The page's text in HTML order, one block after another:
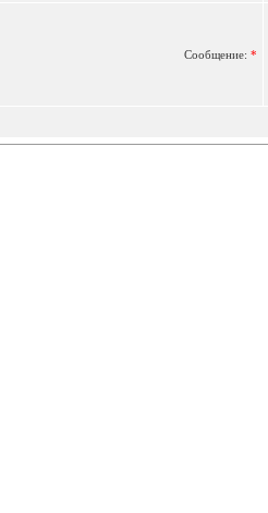
Сообщение: *